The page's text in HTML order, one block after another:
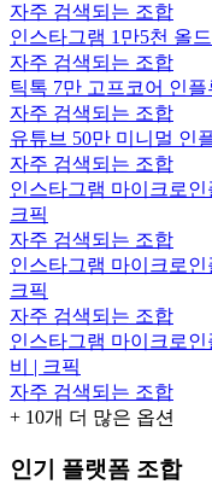
자주 검색되는 조합
인스타그램 1만5천 올
자주 검색되는 조합
틱톡 7만 고프코어 인
자주 검색되는 조합
유튜브 50만 미니멀 인
자주 검색되는 조합
인스타그램 마이크로
크픽
자주 검색되는 조합
인스타그램 마이크로
크픽
자주 검색되는 조합
인스타그램 마이크로
비 | 크픽
자주 검색되는 조합
+ 10개 더 많은 옵션
인기 플랫폼 조합